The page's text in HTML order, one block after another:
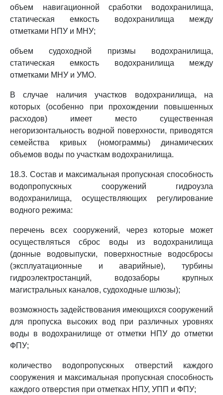
объем навигационной сработки водохранилища,
статическая емкость водохранилища между
отметками НПУ и МНУ;
объем судоходной призмы водохранилища,
статическая емкость водохранилища между
отметками МНУ и УМО.
В случае наличия участков водохранилища, на
которых (особенно при прохождении повышенных
расходов) имеет место существенная
негоризонтальность водной поверхности, приводятся
семейства кривых (номограммы) динамических
объемов воды по участкам водохранилища.
18.3. Состав и максимальная пропускная способность
водопропускных сооружений гидроузла
водохранилища, осуществляющих регулирование
водного режима:
перечень всех сооружений, через которые может
осуществляться сброс воды из водохранилища
(донные водовыпуски, поверхностные водосбросы
(эксплуатационные и аварийные), турбины
гидроэлектростанций, водозаборы крупных
магистральных каналов, судоходные шлюзы);
возможность задействования имеющихся сооружений
для пропуска высоких вод при различных уровнях
воды в водохранилище от отметки НПУ до отметки
ФПУ;
количество водопропускных отверстий каждого
сооружения и максимальная пропускная способность
каждого отверстия при отметках НПУ, УПП и ФПУ;